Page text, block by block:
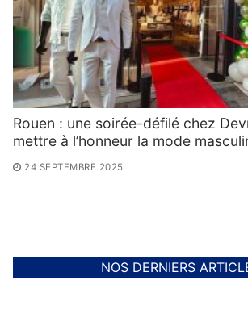
Rouen : une soirée-défilé chez
mettre à l’honneur la mode
24 SEPTEMBRE 2025
NOS DERNIERS